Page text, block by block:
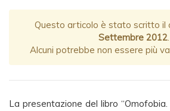
Questo articolo è stato scritto il
Settembre 2012.
Alcuni potrebbe non essere più
La presentazione del libro